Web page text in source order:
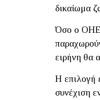
δικαίωμα
Όσο ο ΟΗΕ
ειρήνη θα
Η επιλογή
συνέχιση